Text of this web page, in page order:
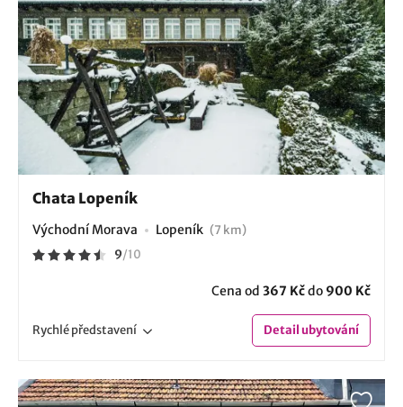
Chata Lopeník
Východní Morava Lopeník (7 km)
9/10
Cena od 367 Kčdo 900 Kč
Rychlépředstavení Detailubytování